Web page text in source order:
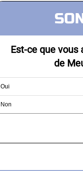
Est-ce que
de
Oui
Non